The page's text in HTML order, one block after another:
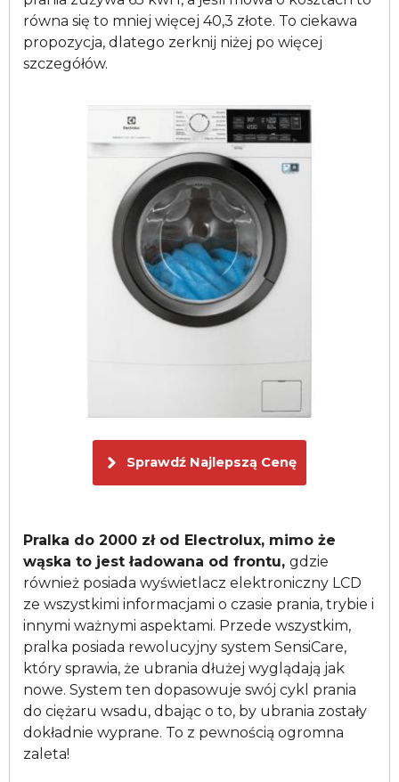
równa się to mniej więcej 40,3 złote. To ciekawa
propozycja, dlatego zerknij niżej po więcej
szczegółów.
Sprawdź Najlepszą Cenę
Pralka do 2000 zł od Electrolux, mimo że
wąska to jest ładowana od frontu, gdzie
również posiada wyświetlacz elektroniczny LCD
ze wszystkimi informacjami o czasie prania, trybie i
innymi ważnymi aspektami. Przede wszystkim,
pralka posiada rewolucyjny system SensiCare,
który sprawia, że ubrania dłużej wyglądają jak
nowe. System ten dopasowuje swój cykl prania
do ciężaru wsadu, dbając o to, by ubrania zostały
dokładnie wyprane. To z pewnością ogromna
zaleta!